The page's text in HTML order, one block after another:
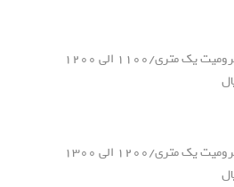
✳️ یونولیت تیرچه کرومیت یک متری/۱۱۰۰ الی ۱۲۰۰
✳️ یونولیت تیرچه کرومیت یک متری/۱۲۰۰ الی ۱۳۰۰